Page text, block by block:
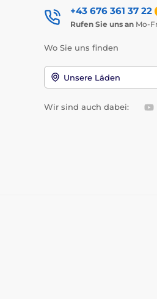
+43 676 361 37 22
Rufen Sie uns an Mo-
Wo Sie uns finden
Unsere Läden
Wir sind auch dabei: